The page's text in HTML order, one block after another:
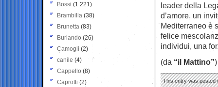
leader della
d’amore, un
Mediterraneo è
felice
individui, una
(da “il Mattino”)
This entry was posted
Bossi (1.221)
Brambilla (38)
Brunetta (83)
Burlando (26)
Camogli (2)
canile (4)
Cappello (8)
Caprotti (2)